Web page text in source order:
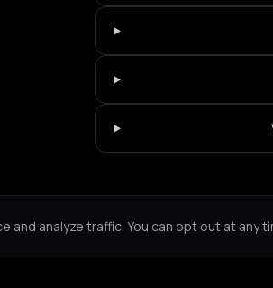
and analyze traffic. You can opt out at any